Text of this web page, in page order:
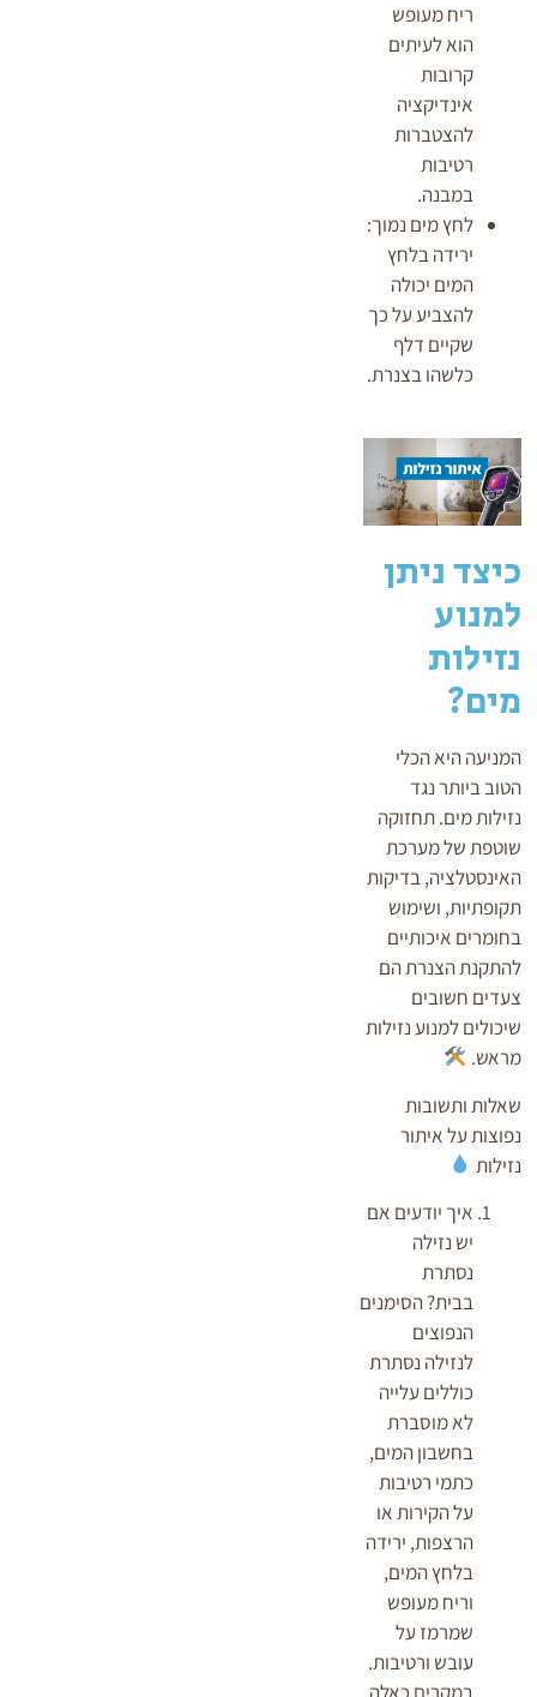
ריח מעופש
הוא לעיתים
קרובות
אינדיקציה
להצטברות
רטיבות
במבנה.
לחץ מים נמוך:
ירידה בלחץ
המים יכולה
להצביע על כך
שקיים דלף
כלשהו בצנרת.
כיצד ניתן
למנוע
נזילות
מים?
המניעה היא הכלי
הטוב ביותר נגד
נזילות מים. תחזוקה
שוטפת של מערכת
האינסטלציה, בדיקות
תקופתיות, ושימוש
בחומרים איכותיים
להתקנת הצנרת הם
צעדים חשובים
שיכולים למנוע נזילות
מראש.
שאלות ותשובות
נפוצות על איתור
נזילות
איך יודעים אם
יש נזילה
נסתרת
בבית? הסימנים
הנפוצים
לנזילה נסתרת
כוללים עלייה
לא מוסברת
בחשבון המים,
כתמי רטיבות
על הקירות או
הרצפות, ירידה
בלחץ המים,
וריח מעופש
שמרמז על
עובש ורטיבות.